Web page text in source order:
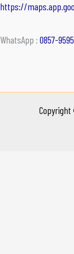
https://
WhatsApp : 0857-
Copyright